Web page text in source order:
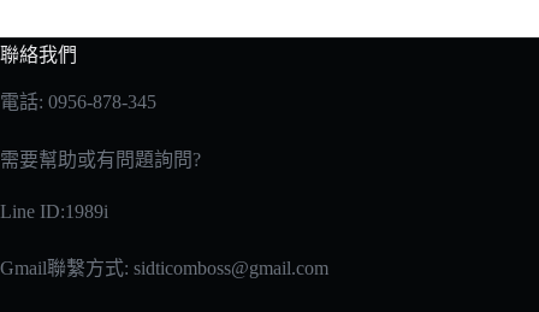
聯絡我們
電話: 0956-878-345
需要幫助或有問題詢問?
Line ID:1989i
Gmail聯繫方式: sidticomboss@gmail.com